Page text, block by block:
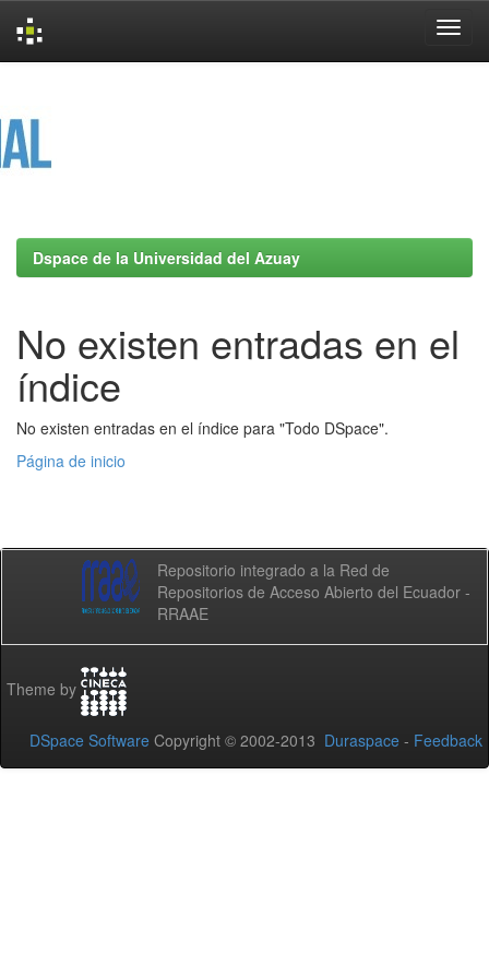
Dspace de la Universidad del Azuay
No existen entradas en el
índice
No existen entradas en el índice para "Todo DSpace".
Página de inicio
Repositorio integrado a la Red de
Repositorios de Acceso Abierto del Ecuador -
RRAAE
Theme by
DSpace Software Copyright © 2002-2013 Duraspace - Feedback